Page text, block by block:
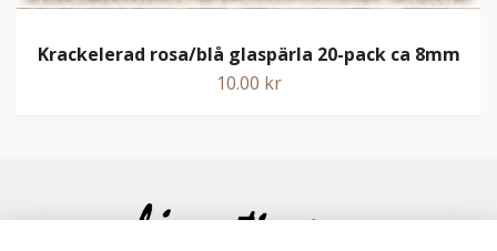
Krackelerad rosa/blå glaspärla 20-pack ca 8mm
10.00 kr